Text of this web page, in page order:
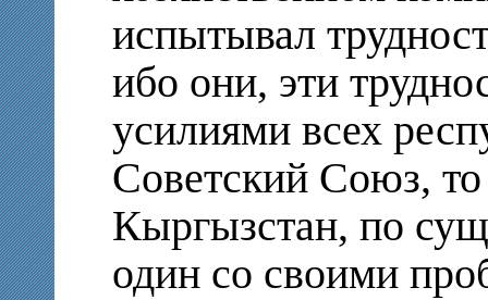
испытывал
ибо они, эти
усилиями всех
Советский Союз,
Кыргызстан, по
один со своими